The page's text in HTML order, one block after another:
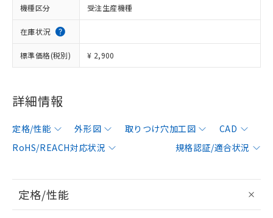
機種区分 受注生産機種
在庫状況
標準価格(税別) ¥ 2,900
詳細情報
定格/性能 外形図 取りつけ穴加工図
CAD
RoHS/REACH対応状況
規格認証/適合状況
定格/性能